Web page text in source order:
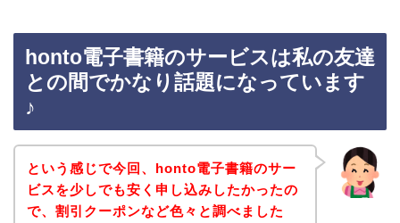
honto電子書籍のサービスは私の友達
との間でかなり話題になっています
♪
という感じで今回、honto電子書籍のサー
ビスを少しでも安く申し込みしたかったの
で、割引クーポンなど色々と調べました